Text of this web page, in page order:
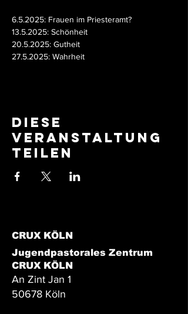
6.5.2025: Frauen im Priesteramt?
13.5.2025: Schönheit
20.5.2025: Gutheit
27.5.2025: Wahrheit
Diese
Veranstaltung
teilen
CRUX KÖLN
Jugendpastorales Zentrum
CRUX KÖLN
An Zint Jan 1
50678 Köln